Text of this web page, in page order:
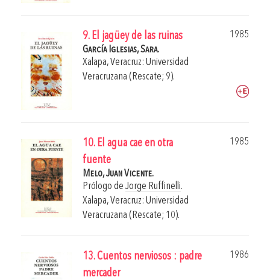
9. El jagüey de las ruinas
1985
García Iglesias, Sara.
Xalapa, Veracruz: Universidad
Veracruzana (Rescate; 9).
10. El agua cae en otra
fuente
1985
Melo, Juan Vicente.
Prólogo de Jorge Ruffinelli.
Xalapa, Veracruz: Universidad
Veracruzana (Rescate; 10).
13. Cuentos nerviosos : padre
mercader
1986